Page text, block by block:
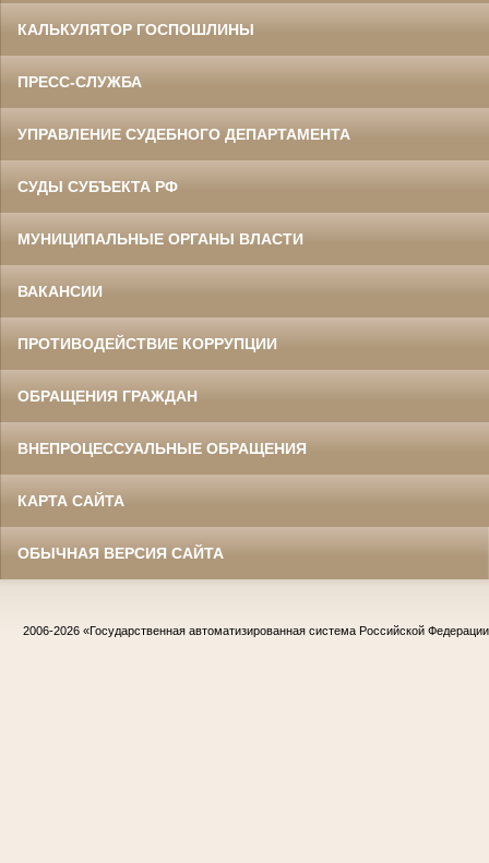
КАЛЬКУЛЯТОР ГОСПОШЛИНЫ
ПРЕСС-СЛУЖБА
УПРАВЛЕНИЕ СУДЕБНОГО ДЕПАРТАМЕНТА
СУДЫ СУБЪЕКТА РФ
МУНИЦИПАЛЬНЫЕ ОРГАНЫ ВЛАСТИ
ВАКАНСИИ
ПРОТИВОДЕЙСТВИЕ КОРРУПЦИИ
ОБРАЩЕНИЯ ГРАЖДАН
ВНЕПРОЦЕССУАЛЬНЫЕ ОБРАЩЕНИЯ
КАРТА САЙТА
ОБЫЧНАЯ ВЕРСИЯ САЙТА
2006-2026 «Государственная автоматизированная система Российской